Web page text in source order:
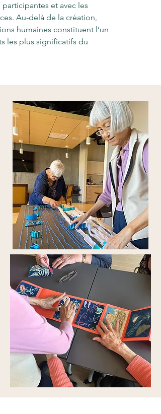
participantes et avec les
Au-delà de la création,
humaines constituent l’un
les plus significatifs du